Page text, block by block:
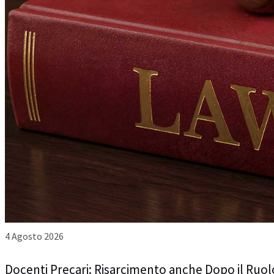
4 Agosto 2026
Docenti Precari: Risarcimento anche Dopo il